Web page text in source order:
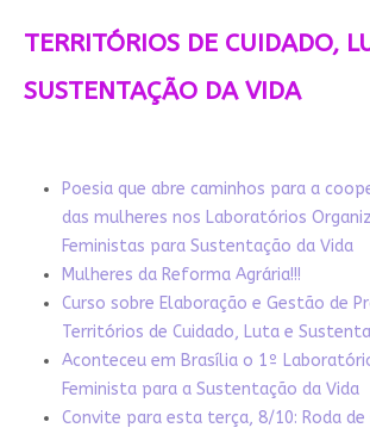
TERRITÓRIOS DE CUIDADO,
SUSTENTAÇÃO DA VIDA
Poesia que abre caminhos para a
das mulheres nos Laboratórios
Feministas para Sustentação da Vida
Mulheres da Reforma Agrária!!!
Curso sobre Elaboração e Gestão de
Territórios de Cuidado, Luta e
Aconteceu em Brasília o 1º
Feminista para a Sustentação da Vida
Convite para esta terça, 8/10: Roda de